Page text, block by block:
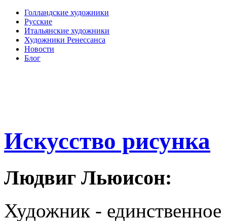
Голландские художники
Русские
Итальянские художники
Художники Ренессанса
Новости
Блог
Искусство рисунка
Людвиг Льюисон:
Художник - единственное